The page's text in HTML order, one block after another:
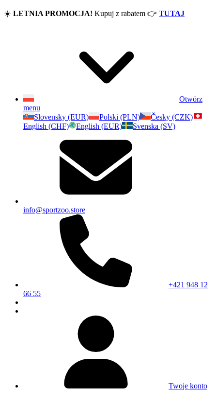
☀️ LETNIA PROMOCJA! Kupuj z rabatem 👉 TUTAJ
Otwórz
menu
Slovensky (EUR)
Polski (PLN)
Česky (CZK)
English (CHF)
English (EUR) Svenska (SV)
info@sportzoo.store
+421 948 12
66 55
Twoje konto